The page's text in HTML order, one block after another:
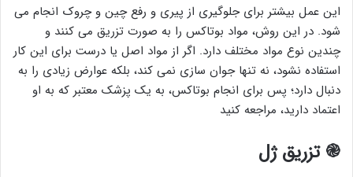
این عمل بیشتر برای جلوگیری از پیری و رفع چین و چروک انجام می
شود. در این روش، مواد بوتاکس را به صورت تزریق می کنند و
چندین نوع مواد مختلف دارد. اگر از مواد اصل یا درست برای این کار
استفاده نشود، نه تنها جوان سازی نمی کند، بلکه عوارض زیادی را به
دنبال دارد؛ پس برای انجام بوتاکس، به یک پزشک معتبر که به او
اعتماد دارید، مراجعه کنید
֎ تزریق ژل